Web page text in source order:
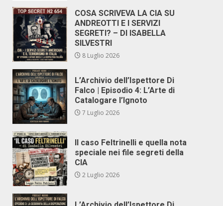
COSA SCRIVEVA LA CIA SU
ANDREOTTI E I SERVIZI
SEGRETI? – DI ISABELLA
SILVESTRI
8 Luglio 2026
L’Archivio dell’Ispettore Di
Falco | Episodio 4: L’Arte di
Catalogare l’Ignoto
7 Luglio 2026
Il caso Feltrinelli e quella nota
speciale nei file segreti della
CIA
2 Luglio 2026